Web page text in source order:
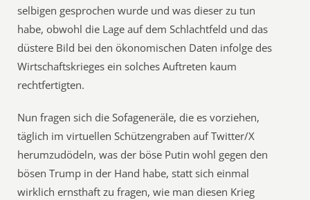
selbigen gesprochen wurde und was dieser zu tun
habe, obwohl die Lage auf dem Schlachtfeld und das
düstere Bild bei den ökonomischen Daten infolge des
Wirtschaftskrieges ein solches Auftreten kaum
rechtfertigten.
Nun fragen sich die Sofageneräle, die es vorziehen,
täglich im virtuellen Schützengraben auf Twitter/X
herumzudödeln, was der böse Putin wohl gegen den
bösen Trump in der Hand habe, statt sich einmal
wirklich ernsthaft zu fragen, wie man diesen Krieg